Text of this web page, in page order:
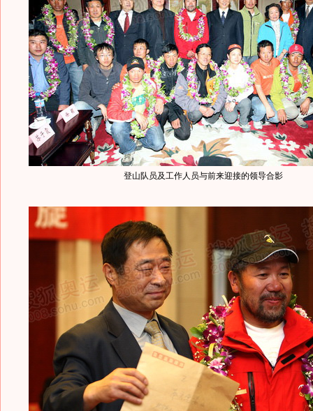
登山队员及工作人员与前来迎接的领导合影